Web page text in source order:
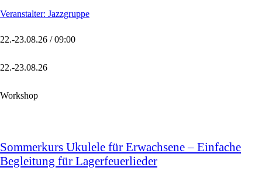
Veranstalter: Jazzgruppe
22.-23.08.26 / 09:00
22.-23.08.26
Workshop
Sommerkurs Ukulele für Erwachsene – Einfache
Begleitung für Lagerfeuerlieder